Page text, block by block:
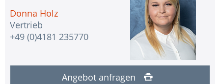
Donna Holz
Vertrieb
+49 (0)4181 235770
Angebot anfragen